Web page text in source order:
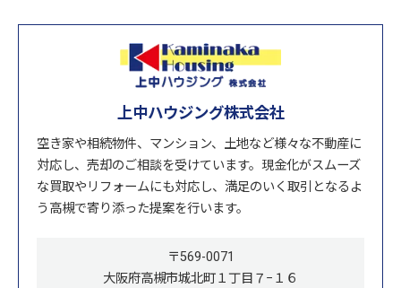
上中ハウジング株式会社
空き家や相続物件、マンション、土地など様々な不動産に
対応し、売却のご相談を受けています。現金化がスムーズ
な買取やリフォームにも対応し、満足のいく取引となるよ
う高槻で寄り添った提案を行います。
〒569-0071
大阪府高槻市城北町１丁目７−１６